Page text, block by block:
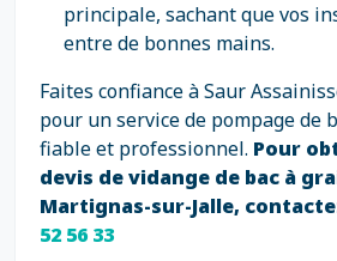
principale, sachant que vos
entre de bonnes mains.
Faites confiance à Saur
pour un service de pompage de
fiable et professionnel. Pour
devis de vidange de bac à
Martignas-sur-Jalle,
52 56 33